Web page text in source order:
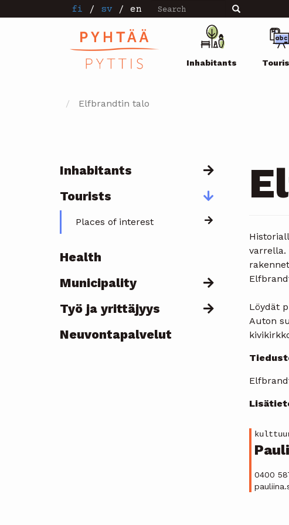
to
fi / sv / en Search Search
Inhabitants
Elfbrandtin talo
Päävalikko
Inhabitants
Tourists
Places of interest
Health
Municipality
Työ ja yrittäjyys
Neuvontapalvelut
Löydät
Auton
0400